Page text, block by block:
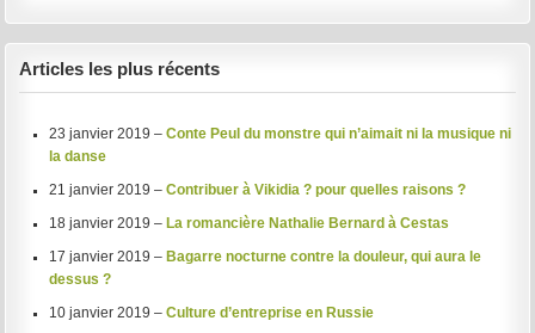
Articles les plus récents
23 janvier 2019 – Conte Peul du monstre qui n’aimait ni la musique ni
la danse
21 janvier 2019 – Contribuer à Vikidia ? pour quelles raisons ?
18 janvier 2019 – La romancière Nathalie Bernard à Cestas
17 janvier 2019 – Bagarre nocturne contre la douleur, qui aura le
dessus ?
10 janvier 2019 – Culture d’entreprise en Russie